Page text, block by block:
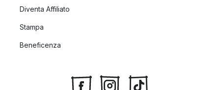
Diventa Affiliato
Stampa
Beneficenza